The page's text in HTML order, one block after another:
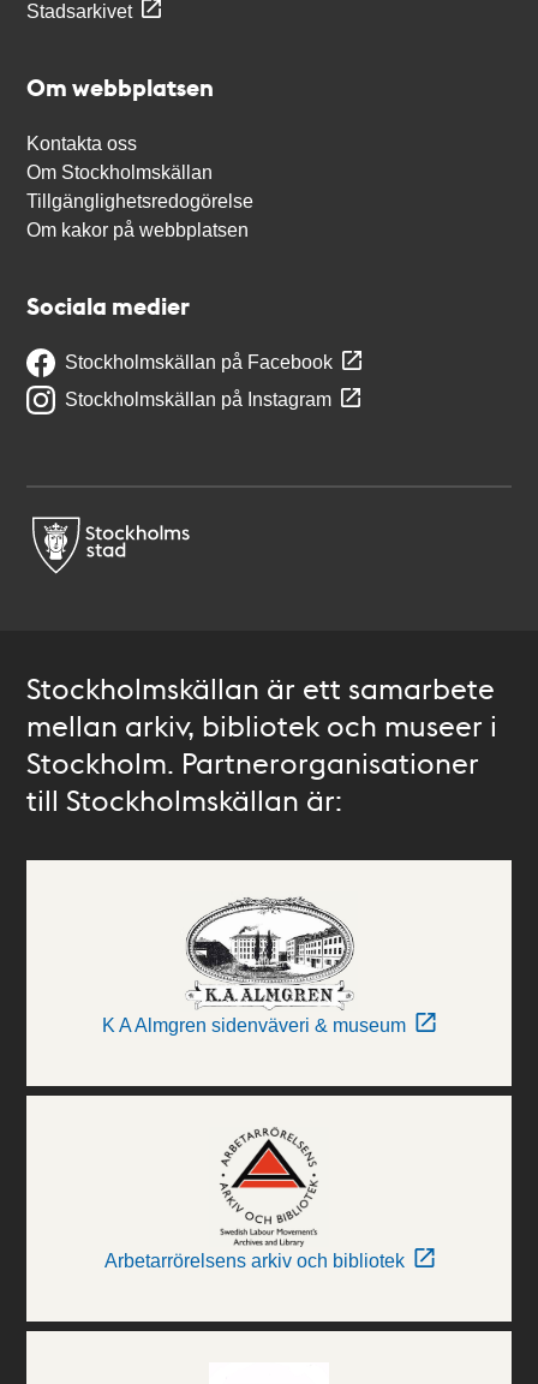
Stadsarkivet
Om webbplatsen
Kontakta oss
Om Stockholmskällan
Tillgänglighetsredogörelse
Om kakor på webbplatsen
Sociala medier
Stockholmskällan på Facebook
Stockholmskällan på Instagram
Stockholmskällan är ett samarbete
mellan arkiv, bibliotek och museer i
Stockholm. Partnerorganisationer
till Stockholmskällan är:
K A Almgren sidenväveri & museum
Arbetarrörelsens arkiv och bibliotek